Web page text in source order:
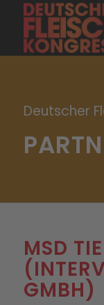
Deutscher
MSD
GMBH)